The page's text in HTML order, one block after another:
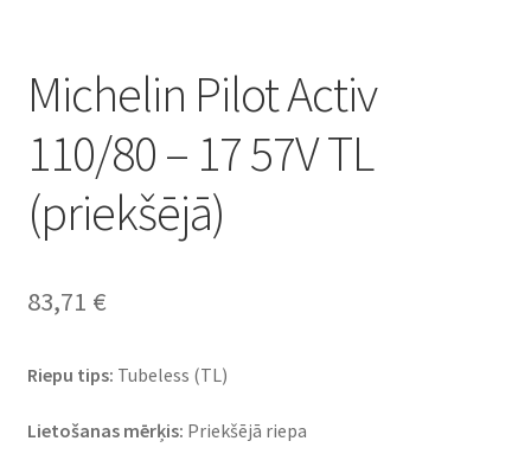
Michelin Pilot Activ
110/80 – 17 57V TL
(priekšējā)
83,71 €
Riepu tips: Tubeless (TL)
Lietošanas mērķis: Priekšējā riepa